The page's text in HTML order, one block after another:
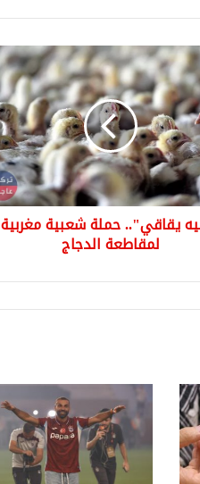
يقاقي".. حملة شعبية مغربية
لمقاطعة الدجاج